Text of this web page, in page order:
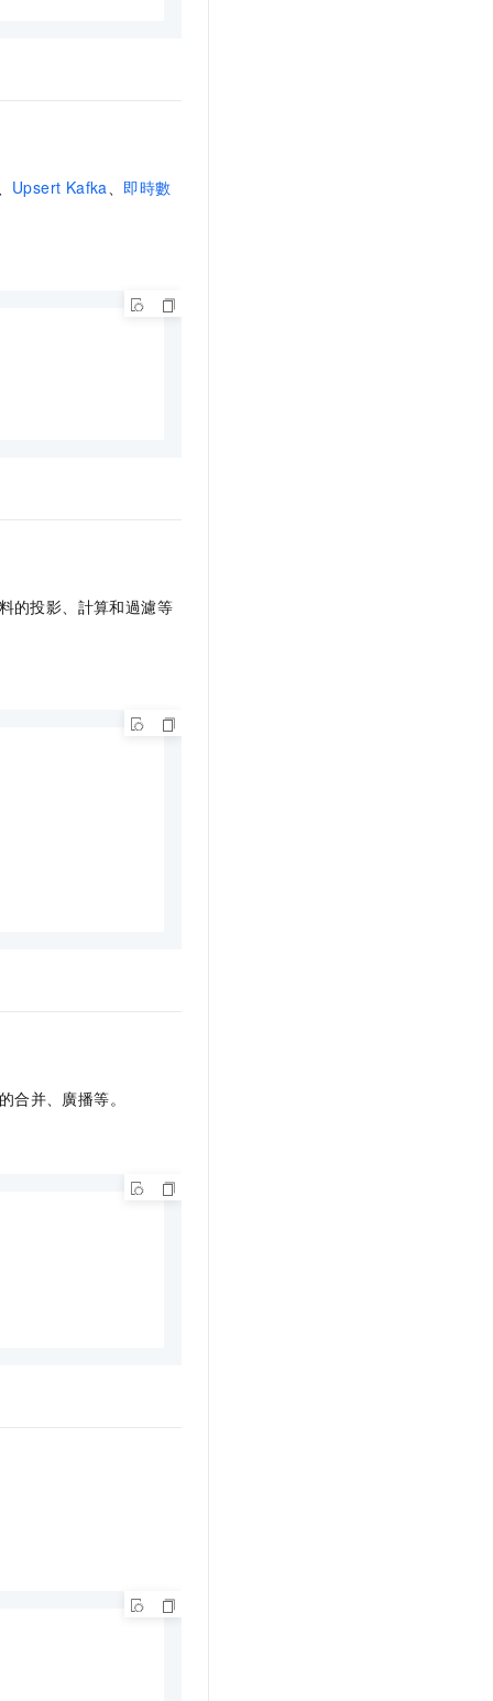
Upsert Kafka、 即時數
的投影、計算和過濾等
合并、廣播等。